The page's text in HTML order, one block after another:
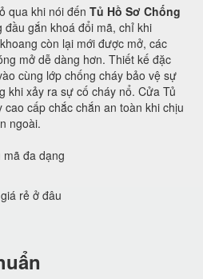
qua khi nói đến Tủ Hồ Sơ Chống
đầu gắn khoá đổi mã, chỉ khi
còn lại mới được mở, các
mở dễ dàng hơn. Thiết kế đặc
cùng lớp chống cháy bảo vệ sự
khi xảy ra sự cố cháy nổ. Cửa Tủ
cấp chắc chắn an toàn khi chịu
ngoài.